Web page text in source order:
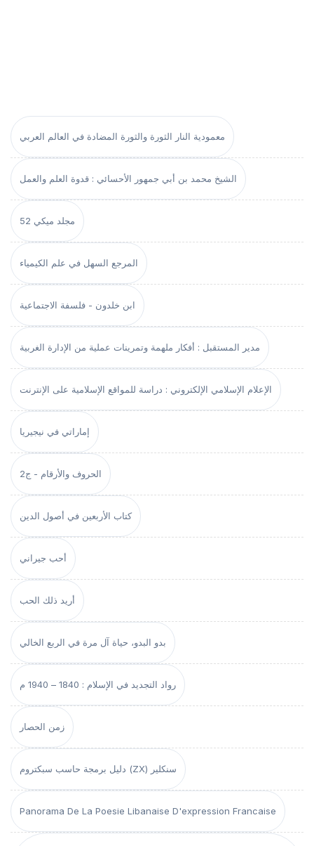
معمودية النار الثورة والثورة المضادة في العالم العربي
الشيخ محمد بن أبي جمهور الأحسائي : قدوة العلم والعمل
مجلد ميكي 52
المرجع السهل في علم الكيمياء
ابن خلدون - فلسفة الاجتماعية
مدير المستقبل : أفكار ملهمة وتمرينات عملية من الإدارة الغربية
الإعلام الإسلامي الإلكتروني : دراسة للمواقع الإسلامية على الإنترنت
إماراتي في نيجيريا
الحروف والأرقام - ج2
كتاب الأربعين في أصول الدين
أحب جيراني
أريد ذلك الحب
بدو البدو، حياة آل مرة في الربع الخالي
رواد التجديد في الإسلام : 1840 – 1940 م
زمن الحصار
دليل برمجة حاسب سبكتروم (ZX) سنكلير
Panorama De La Poesie Libanaise D'expression Francaise